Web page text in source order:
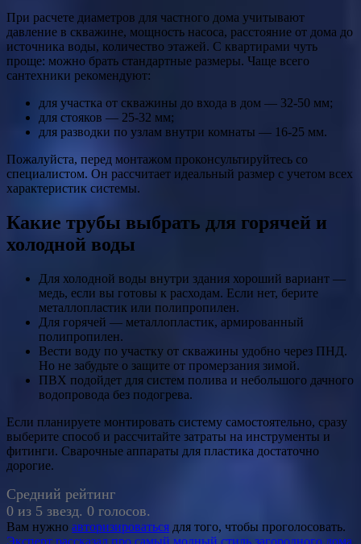
При расчете диаметров для частного дома учитывают
давление в скважине, мощность насоса, расстояние от дома до
источника воды, количество этажей. С квартирами чуть
проще: можно брать стандартные размеры. Чаще всего
сантехники рекомендуют:
для участка от скважины до входа в дом — 32-50 мм;
для стояков — 25-32 мм;
для разводки по узлам внутри комнаты — 16-25 мм.
Пожалуйста, перед монтажом проконсультируйтесь со
специалистом. Он рассчитает идеальный размер с учетом всех
характеристик системы.
Какие трубы выбрать для горячей и
холодной воды
Для холодной воды внутри здания хороший вариант —
медь, если вы готовы к расходам. Если нет, берите
металлопластик или полипропилен.
Для горячей — металлопластик, армированный
полипропилен.
Вести воду по участку от скважины удобно через ПНД.
Но не забудьте о защите от промерзания зимой.
ПВХ подойдет для систем полива и небольшого дачного
водопровода без подогрева.
Если планируете монтировать систему самостоятельно, сразу
выберите способ и рассчитайте затраты на инструменты и
фитинги. Сварочные аппараты для пластика достаточно
дорогие.
Средний рейтинг
0 из 5 звезд. 0 голосов.
Вам нужно авторизироваться для того, чтобы проголосовать.
Эксперт рассказал про самый модный стиль загородного дома